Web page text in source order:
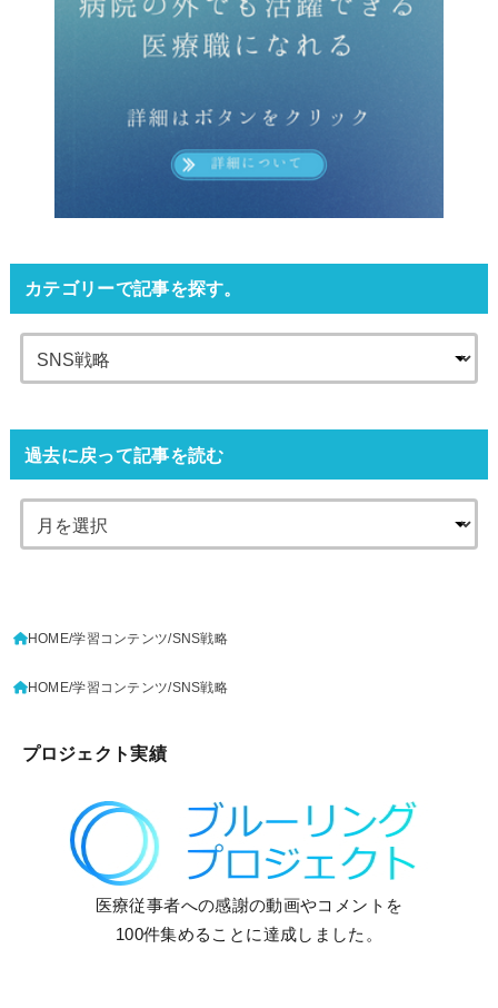
カテゴリーで記事を探す。
過去に戻って記事を読む
HOME 学習コンテンツ SNS戦略
HOME 学習コンテンツ SNS戦略
プロジェクト実績
医療従事者への感謝の動画やコメントを
100件集めることに達成しました。